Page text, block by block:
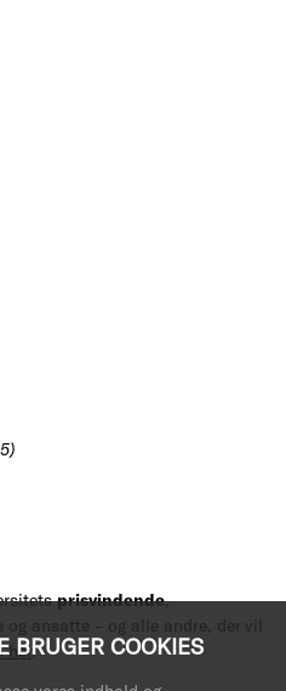
BRUGER COOKIES
prisvindende,
ansatte – og alle andre, der vil
her.